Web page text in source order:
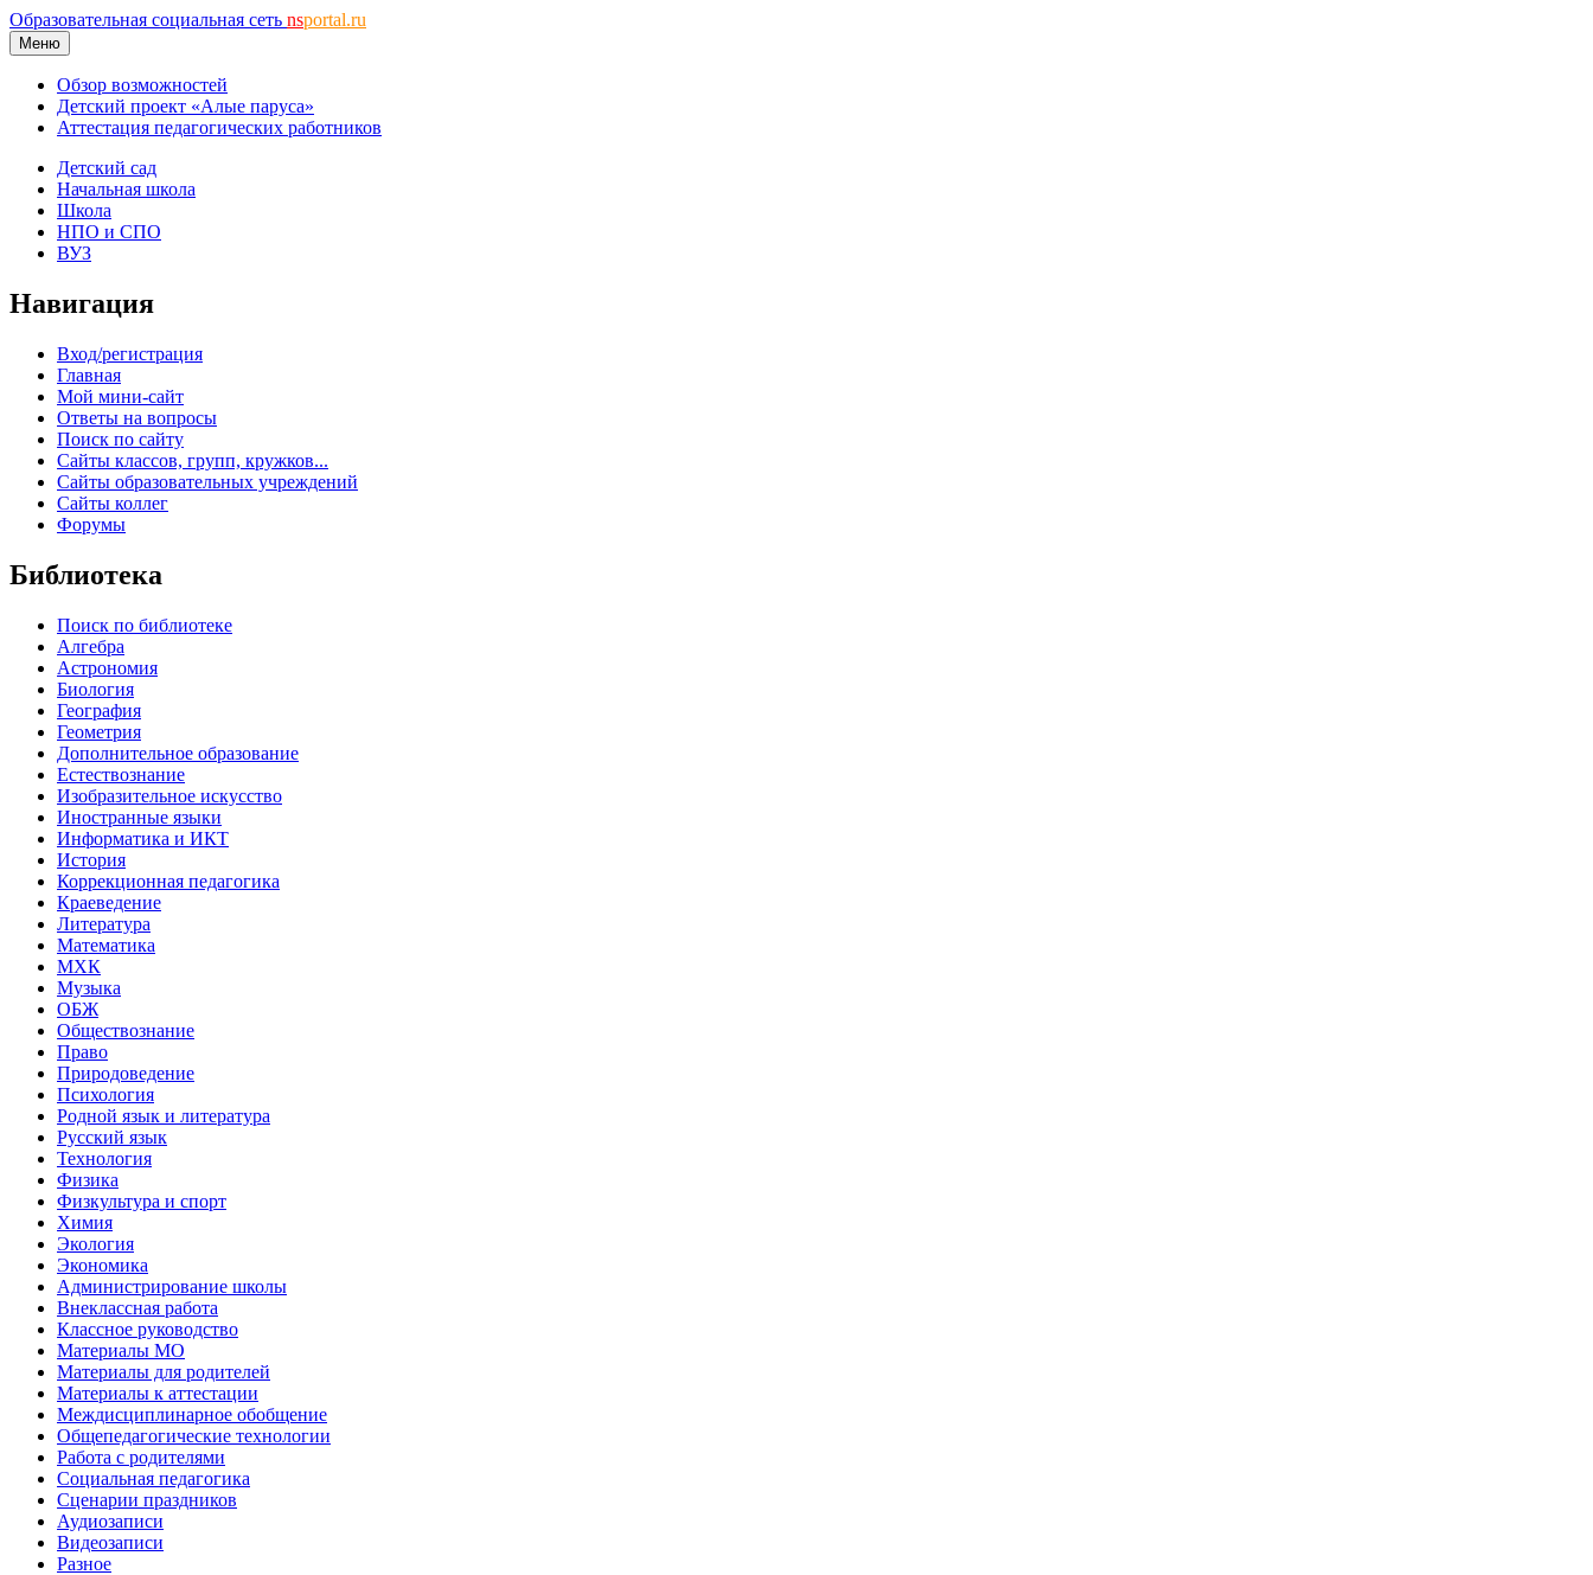
Образовательная социальная сеть nsportal.ru
Меню
Обзор возможностей
Детский проект «Алые паруса»
Аттестация педагогических работников
Детский сад
Начальная школа
Школа
НПО и СПО
ВУЗ
Навигация
Вход/регистрация
Главная
Мой мини-сайт
Ответы на вопросы
Поиск по сайту
Сайты классов, групп, кружков...
Сайты образовательных учреждений
Сайты коллег
Форумы
Библиотека
Поиск по библиотеке
Алгебра
Астрономия
Биология
География
Геометрия
Дополнительное образование
Естествознание
Изобразительное искусство
Иностранные языки
Информатика и ИКТ
История
Коррекционная педагогика
Краеведение
Литература
Математика
МХК
Музыка
ОБЖ
Обществознание
Право
Природоведение
Психология
Родной язык и литература
Русский язык
Технология
Физика
Физкультура и спорт
Химия
Экология
Экономика
Администрирование школы
Внеклассная работа
Классное руководство
Материалы МО
Материалы для родителей
Материалы к аттестации
Междисциплинарное обобщение
Общепедагогические технологии
Работа с родителями
Социальная педагогика
Сценарии праздников
Аудиозаписи
Видеозаписи
Разное